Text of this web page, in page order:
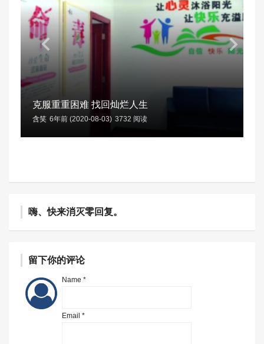
克服重重困难 找回灿烂人生
含笑 6年前 (2020-08-03) 3732 阅读
嗨、快来消灭零回复。
留下你的评论
Name *
Email *